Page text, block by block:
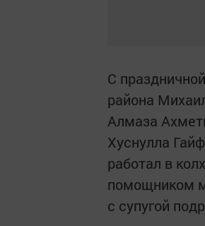
С
района
Алмаза
Хуснулла
работал в
помощником
с супугой